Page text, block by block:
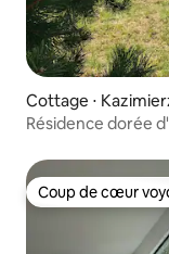
Cottage ⋅
Résidence dorée
Coup de cœur
Coup de cœur